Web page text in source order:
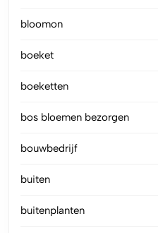
bloomon
boeket
boeketten
bos bloemen bezorgen
bouwbedrijf
buiten
buitenplanten